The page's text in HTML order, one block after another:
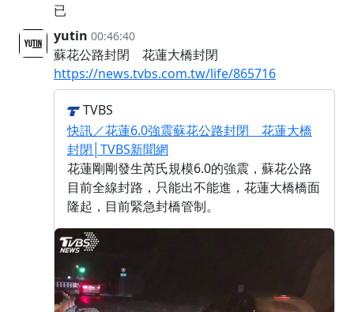
已
yutin 00:46:40
蘇花公路封閉 花蓮大橋封閉
https://news.tvbs.com.tw/life/865716
TVBS
快訊／花蓮6.0強震蘇花公路封閉 花蓮大橋
封閉│TVBS新聞網
花蓮剛剛發生芮氏規模6.0的強震，蘇花公路
目前全線封路，只能出不能進，花蓮大橋橋面
隆起，目前緊急封橋管制。